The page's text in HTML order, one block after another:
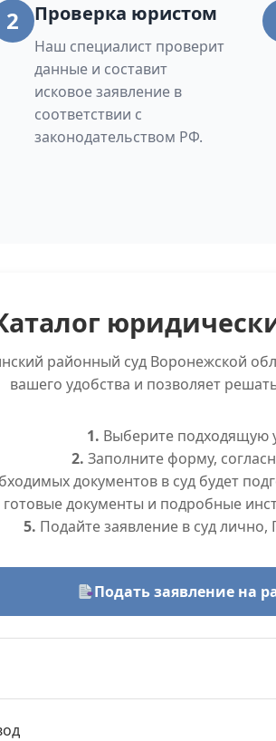
2 Проверка юристом
Наш специалист проверит
данные и составит
исковое заявление в
соответствии с
законодательством РФ.
районный суд Воронежской
вашего удобства и позволяет
1. Выберите подходящую
2. Заполните форму,
документов в суд будет
готовые документы и подробные
5. Подайте заявление в суд
Подать заявление на